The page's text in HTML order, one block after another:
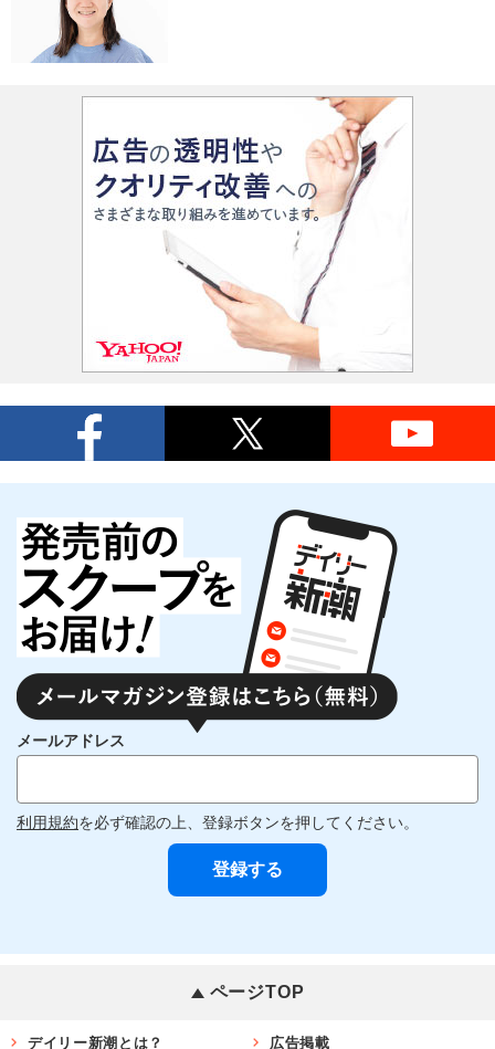
メールアドレス
利用規約を必ず確認の上、登録ボタンを押してください。
ページTOP
デイリー新潮とは？ 広告掲載